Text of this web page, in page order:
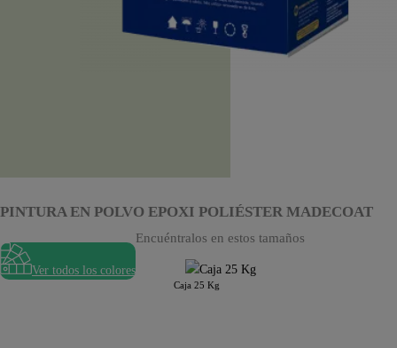
PINTURA EN POLVO EPOXI POLIÉSTER MADECOAT
Ver todos los colores
Encuéntralos en estos tamaños
Caja 25 Kg